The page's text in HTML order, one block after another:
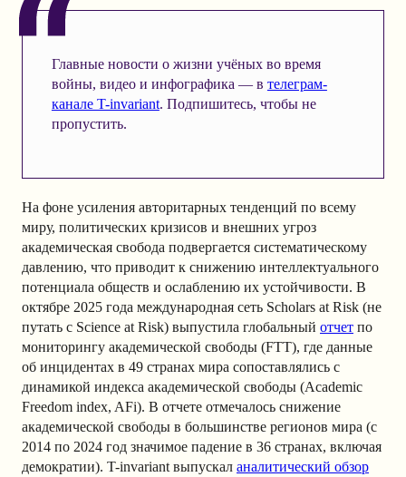
Главные новости о жизни учёных во время
войны, видео и инфографика — в телеграм-
канале T-invariant. Подпишитесь, чтобы не
пропустить.
На фоне усиления авторитарных тенденций по всему
миру, политических кризисов и внешних угроз
академическая свобода подвергается систематическому
давлению, что приводит к снижению интеллектуального
потенциала обществ и ослаблению их устойчивости. В
октябре 2025 года международная сеть Scholars at Risk (не
путать с Science at Risk) выпустила глобальный отчет по
мониторингу академической свободы (FTT), где данные
об инцидентах в 49 странах мира сопоставлялись с
динамикой индекса академической свободы (Academic
Freedom index, AFi). В отчете отмечалось снижение
академической свободы в большинстве регионов мира (с
2014 по 2024 год значимое падение в 36 странах, включая
демократии). T-invariant выпускал аналитический обзор